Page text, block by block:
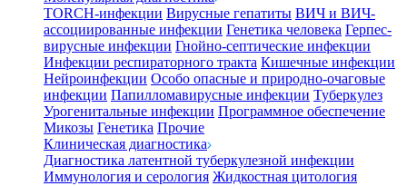
TORCH-инфекции Вирусные гепатиты ВИЧ и ВИЧ-
ассоциированные инфекции Генетика человека Герпес-
вирусные инфекции Гнойно-септические инфекции
Инфекции респираторного тракта Кишечные инфекции
Нейроинфекции Особо опасные и природно-очаговые
инфекции Папилломавирусные инфекции Туберкулез
Урогенитальные инфекции Программное обеспечение
Микозы Генетика Прочие
Клиническая диагностика
Диагностика латентной туберкулезной инфекции
Иммунология и серология Жидкостная цитология